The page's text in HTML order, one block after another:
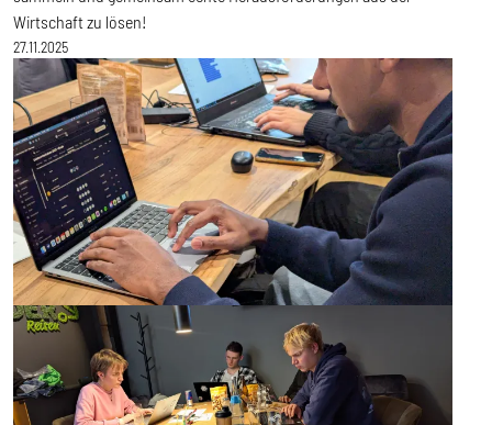
Wirtschaft zu lösen!
27.11.2025